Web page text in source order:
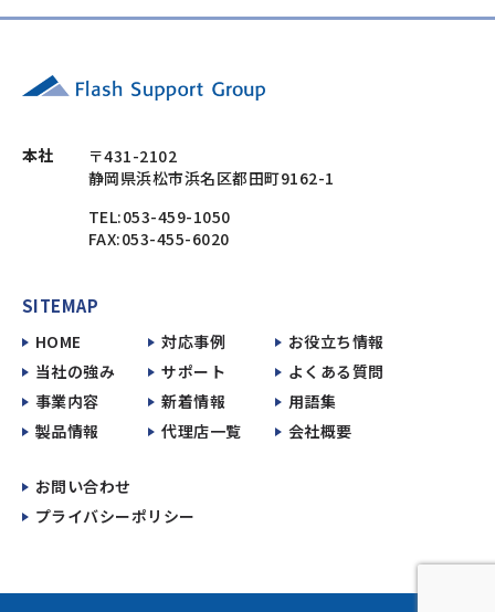
本社
〒431-2102
静岡県浜松市浜名区都田町9162-1
TEL:053-459-1050
FAX:053-455-6020
SITEMAP
HOME
当社の強み
事業内容
製品情報
対応事例
サポート
新着情報
代理店一覧
お役立ち情報
よくある質問
用語集
会社概要
お問い合わせ
プライバシーポリシー